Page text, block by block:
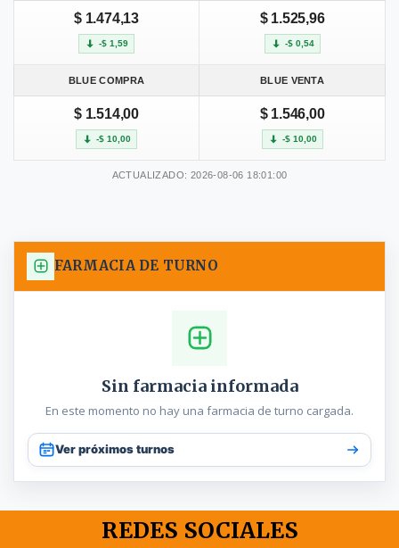
$ 1.474,13
-$ 1,59
$ 1.525,96
-$ 0,54
BLUE COMPRA BLUE VENTA
$ 1.514,00
-$ 10,00
$ 1.546,00
-$ 10,00
ACTUALIZADO: 2026-08-06 18:01:00
FARMACIA DE TURNO
Sin farmacia informada
En este momento no hay una farmacia de turno cargada.
Ver próximos turnos
REDES SOCIALES